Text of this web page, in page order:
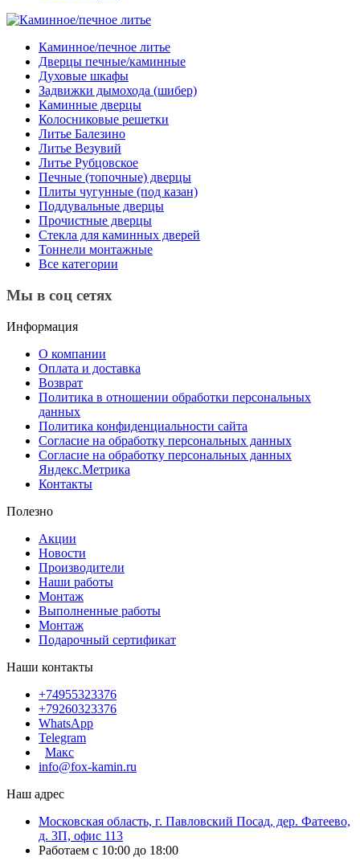
Каминное/печное литье
Дверцы печные/каминные
Духовые шкафы
Задвижки дымохода (шибер)
Каминные дверцы
Колосниковые решетки
Литье Балезино
Литье Везувий
Литье Рубцовское
Печные (топочные) дверцы
Плиты чугунные (под казан)
Поддувальные дверцы
Прочистные дверцы
Стекла для каминных дверей
Тоннели монтажные
Все категории
Мы в соц сетях
Информация
О компании
Оплата и доставка
Возврат
Политика в отношении обработки персональных
данных
Политика конфиденциальности сайта
Согласие на обработку персональных данных
Согласие на обработку персональных данных
Яндекс.Метрика
Контакты
Полезно
Акции
Новости
Производители
Наши работы
Монтаж
Выполненные работы
Монтаж
Подарочный сертификат
Наши контакты
+74955323376
+79260323376
WhatsApp
Telegram
Макс
info@fox-kamin.ru
Наш адрес
Московская область, г. Павловский Посад, дер. Фатеево,
д. 3П, офис 113
Работаем с 10:00 до 18:00